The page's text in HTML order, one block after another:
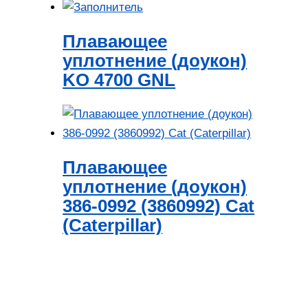
Плавающее
уплотнение (доукон)
KO 4700 GNL
Плавающее
уплотнение (доукон)
386-0992 (3860992) Cat
(Caterpillar)